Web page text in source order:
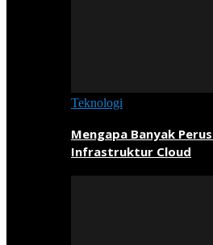
Teknologi
Mengapa Banyak
Infrastruktur Cloud